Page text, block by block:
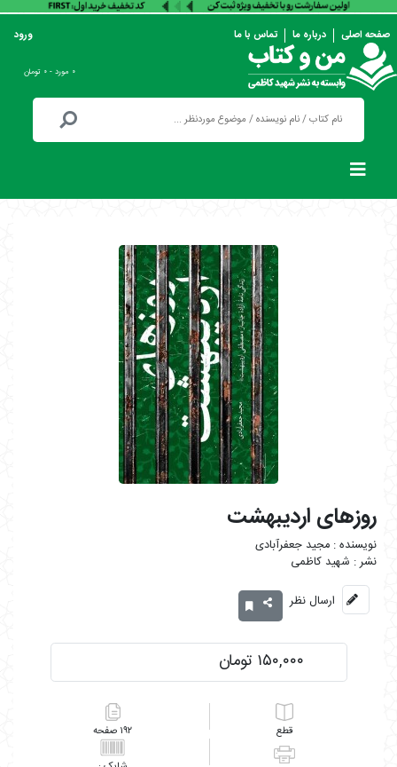
صفحه اصلی درباره ما تماس با ما ورود
۰ مورد - ۰ تومان
روزهای اردیبهشت
مجید جعفرآبادی
شهید کاظمی
ارسال نظر
۱۵۰,۰۰۰ تومان
۱۹۲